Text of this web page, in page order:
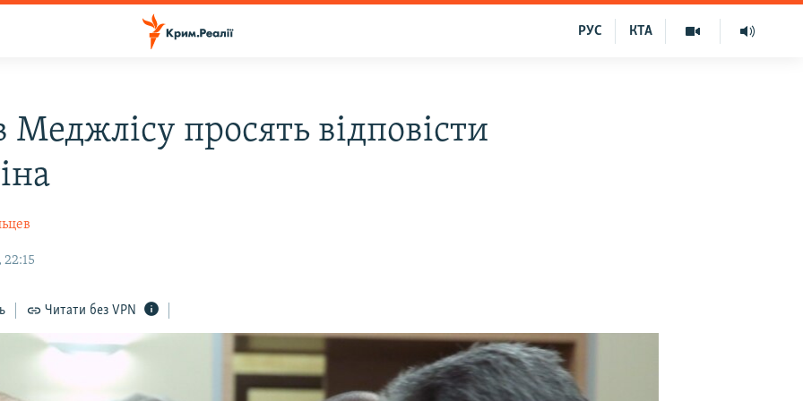
КТА
РУС
Меджлісу просять відповісти
22:15
Читати без VPN